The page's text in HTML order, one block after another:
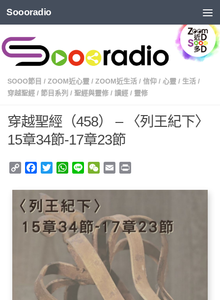
Soooradio
SOOO節目 / ZOOM近心靈 / ZOOM近生活 / 信仰 / 心靈 / 生活 /
穿越聖經 / 節目系列 / 聖經與靈修 / 讀經 / 靈修
穿越聖經（458） – 〈列王紀下〉
15章34節-17章23節
Copy
Facebook
TwitterWhatsApp
Line WeChat
Email